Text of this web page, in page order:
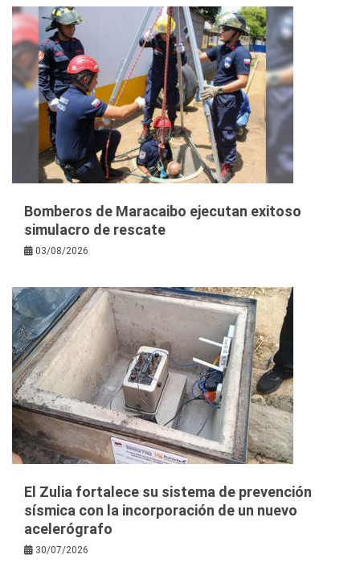
Bomberos de Maracaibo ejecutan exitoso
simulacro de rescate
03/08/2026
El Zulia fortalece su sistema de prevención
sísmica con la incorporación de un nuevo
acelerógrafo
30/07/2026